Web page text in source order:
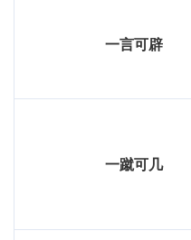
一言可辟
一蹴可几